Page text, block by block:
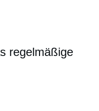
regelmäßige